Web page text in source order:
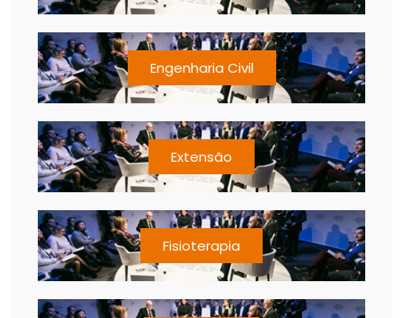
Engenharia Civil
Extensão
Fisioterapia